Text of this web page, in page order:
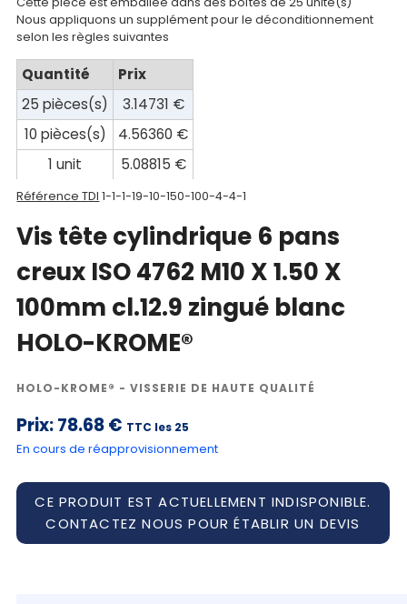
Mon
compte
Mon
panier
Contact
Nous appliquons un supplément pour le déconditionnement
selon les règles suivantes
Quantité
Prix
25 pièces(s)
3.14731 €
10 pièces(s)
4.56360 €
1 unit
5.08815 €
Référence TDI 1-1-1-19-10-150-100-4-4-1
Vis tête cylindrique 6 pans
creux ISO 4762 M10 X 1.50 X
100mm cl.12.9 zingué blanc
HOLO-KROME®
HOLO-KROME® - VISSERIE DE HAUTE QUALITÉ
Prix:78.68 € TTC les 25
En cours de réapprovisionnement
CE PRODUIT EST ACTUELLEMENT INDISPONIBLE.
CONTACTEZ NOUS POUR ÉTABLIR UN DEVIS